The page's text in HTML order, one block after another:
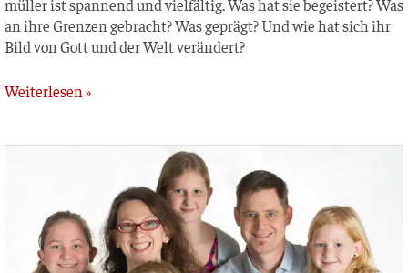
mül­ler ist span­nend und viel­fäl­tig. Was hat sie begeis­tert? Was
an ihre Gren­zen gebracht? Was geprägt? Und wie hat sich ihr
Bild von Gott und der Welt verändert?
Weiterlesen »
richtigen
Platz